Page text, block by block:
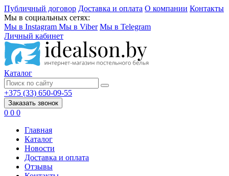
Публичный договор Доставка и оплата О компании Контакты
Мы в социальных сетях:
Мы в Instagram Мы в Viber Мы в Telegram
Личный кабинет
Каталог
+375 (33) 650-09-55
Заказать звонок
0 0 0
Главная
Каталог
Новости
Доставка и оплата
Отзывы